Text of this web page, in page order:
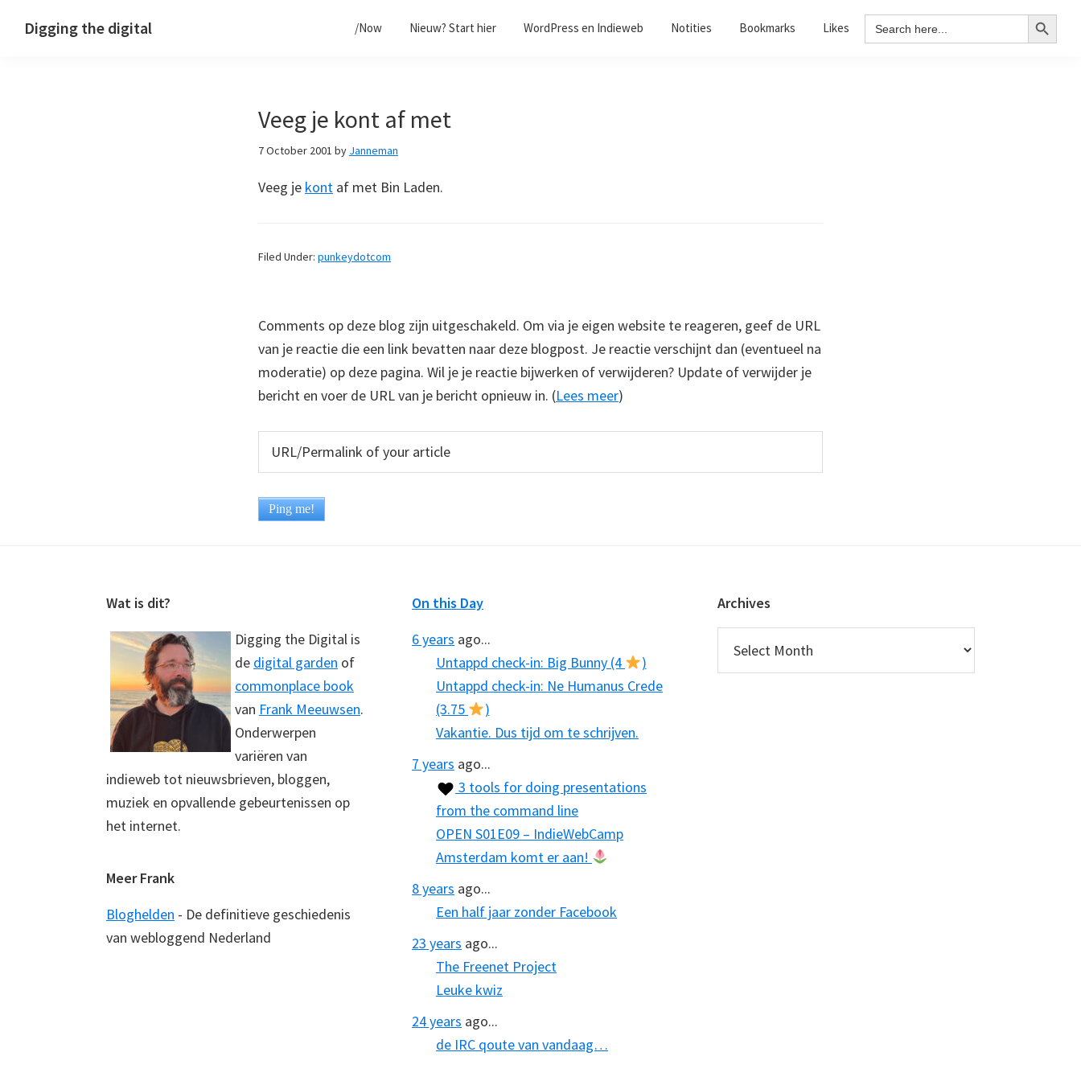
Digging the digital /Now Nieuw? Start hier WordPress en Indieweb Notities Bookmarks Likes Search
for:
Search Button
Veeg je kont af met
7 October 2001 by Janneman
Veeg je kont af met Bin Laden.
Filed Under: punkeydotcom
Comments op deze blog zijn uitgeschakeld. Om via je eigen website te reageren, geef de URL
van je reactie die een link bevatten naar deze blogpost. Je reactie verschijnt dan (eventueel na
moderatie) op deze pagina. Wil je je reactie bijwerken of verwijderen? Update of verwijder je
bericht en voer de URL van je bericht opnieuw in. (Lees meer)
Wat is dit?
Digging the Digital is
de digital garden of
commonplace book
van Frank Meeuwsen.
Onderwerpen
variëren van
indieweb tot nieuwsbrieven, bloggen,
muziek en opvallende gebeurtenissen op
het internet.
Meer Frank
Bloghelden - De definitieve geschiedenis
van webloggend Nederland
On this Day
6 years ago...
Untappd check-in: Big Bunny (4
)
Untappd check-in: Ne Humanus Crede
(3.75
)
Vakantie. Dus tijd om te schrijven.
7 years ago...
3 tools for doing presentations
from the command line
OPEN S01E09 – IndieWebCamp
Amsterdam komt er aan!
8 years ago...
Een half jaar zonder Facebook
23 years ago...
The Freenet Project
Leuke kwiz
24 years ago...
de IRC qoute van vandaag…
Archives